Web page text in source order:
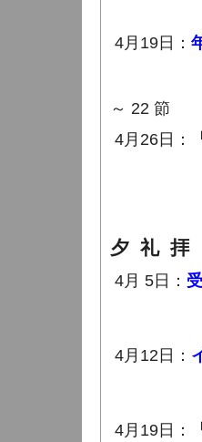
(新約聖
4月19日：
(旧約聖
(新約聖
～ 22 節
4月26日：
(旧約聖
(新約聖
夕 礼 拝
4月 5日：
(旧約聖
(新約聖
4月12日：
(旧約聖
(新約聖
4月19日：